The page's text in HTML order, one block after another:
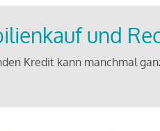
und
Kredit kann manchmal